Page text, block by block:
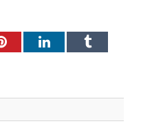
PinterestLinkedInTumblr